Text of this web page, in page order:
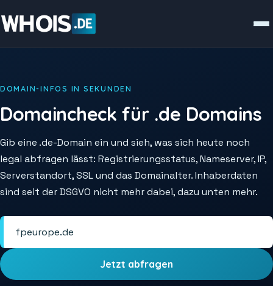
DOMAIN-INFOS IN SEKUNDEN
Domaincheck für .de Domains
Gib eine .de-Domain ein und sieh, was sich heute noch
legal abfragen lässt: Registrierungsstatus, Nameserver, IP,
Serverstandort, SSL und das Domainalter. Inhaberdaten
sind seit der DSGVO nicht mehr dabei, dazu unten mehr.
Jetzt abfragen